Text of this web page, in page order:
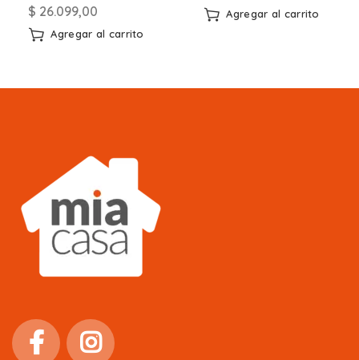
$ 26.099,00
Agregar al carrito
Agregar al carrito